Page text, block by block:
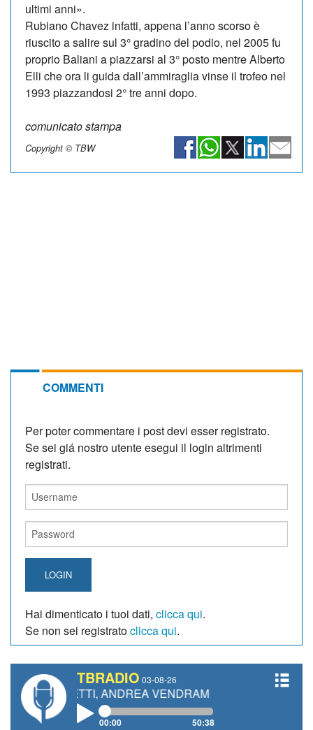
ultimi anni».
Rubiano Chavez infatti, appena l’anno scorso è
riuscito a salire sul 3° gradino del podio, nel 2005 fu
proprio Baliani a piazzarsi al 3° posto mentre Alberto
Elli che ora li guida dall’ammiraglia vinse il trofeo nel
1993 piazzandosi 2° tre anni dopo.
comunicato stampa
Copyright © TBW
COMMENTI
Per poter commentare i post devi esser registrato.
Se sei giá nostro utente esegui il login altrimenti
registrati.
LOGIN
Hai dimenticato i tuoi dati, clicca qui.
Se non sei registratoclicca qui.
TBRADIO 03-08-26
ANDREA VENDRAME, FILIPPO FIORELLI
00:00 50:38